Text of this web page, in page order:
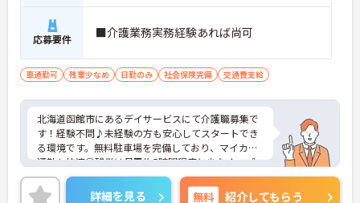
有給休暇付与をはじめ、最長3年間取得可能な育休
や、お子様が9歳になるまで利用できる時短勤務な
ど、ライフサポートが非常に充実しています。ご家
庭や子育てと両立しながら長く働き続けられる体制
です。
【大手ならではの好待遇】充実の手当や退職金、各
種優待制度あり
・月給25万5800円以上のスタートに加え、年2回の
賞与や働きがい向上手当などが支給され、確かな収
入を得ることができます。また、退職金制度や勤続5
年ごとの特別休暇、最大80％オフとなるレジャー・
宿泊施設の割引など、大手保険グループならではの
応募要件 ■介護業務実務経験あれば尚可
車通勤可 残業少なめ 日勤のみ 社会保険完備 交通費支給
北海道函館市にあるデイサービスにて介護職募集で
す！経験不問♪未経験の方も安心してスタートでき
る環境です。無料駐車場を完備しており、マイカー
通勤も快適◎残業は月平均5時間程度と少なく、プ
ライベートとの両立も叶います！ご興味のある方に
は、面接対策ポイントなど、さらに詳細をご案内し
詳細を見る 無料 紹介してもらう